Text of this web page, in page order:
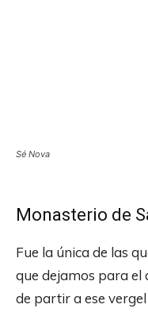
Sé Nova
Monasterio de
Fue la única de las
que dejamos para
de partir a ese